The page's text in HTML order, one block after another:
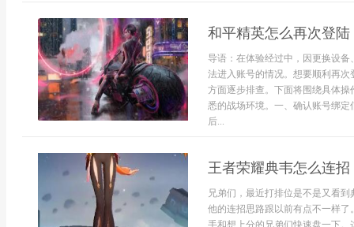
和平精英怎么再次登陆
导语：在体验经过中，因更换设
法进入账号的情况。想要顺利再
方面逐步排查。下面将围绕具体
悉的战场环境。一、确认账号绑
后...
王者荣耀典韦怎么连
兄弟们，最近打排位是不是又看
他的连招思路跟以前有点不一样
手和想上分的兄弟们快速盘一下